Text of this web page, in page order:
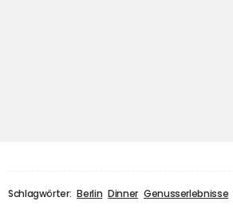
Schlagwörter: Berlin Dinner Genusserlebnisse